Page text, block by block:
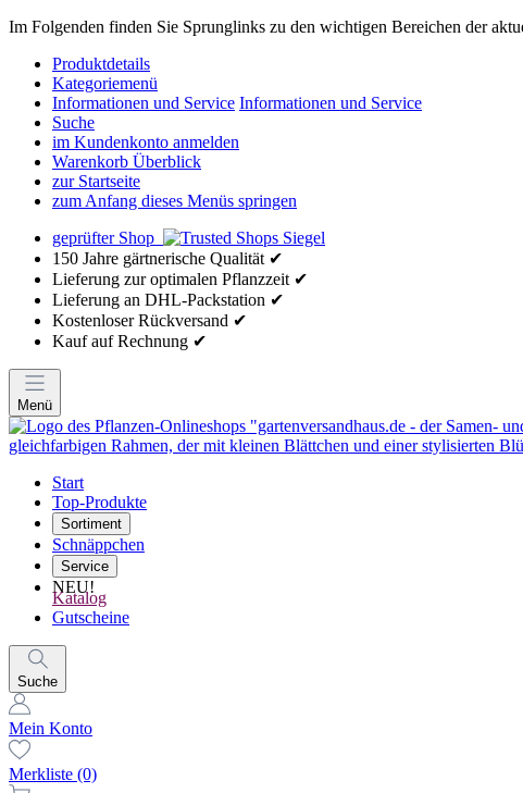
Im Folgenden finden Sie Sprunglinks zu den wichtigen Bereichen der
Produktdetails
Kategoriemenü
Informationen und Service Informationen und Service
Suche
im Kundenkonto anmelden
Warenkorb Überblick
zur Startseite
zum Anfang dieses Menüs springen
geprüfter Shop
150 Jahre gärtnerische Qualität ✔
Lieferung zur optimalen Pflanzzeit ✔
Lieferung an DHL-Packstation ✔
Kostenloser Rückversand ✔
Kauf auf Rechnung ✔
Menü
Start
Top-Produkte
Sortiment
Schnäppchen
Service
NEU!
Katalog
Gutscheine
Suche
Mein Konto
Merkliste (0)